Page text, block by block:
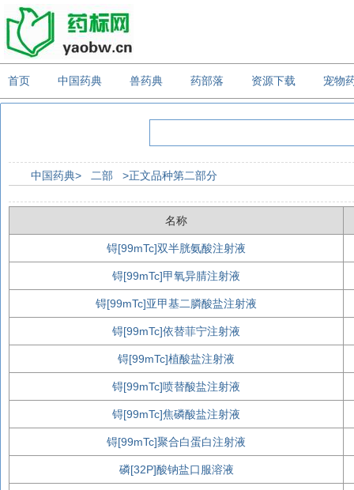
首页 中国药典 兽药典 药部落 资源下载 宠物
中国药典> 二部 >正文品种第二部分
名称
锝[99mTc]双半胱氨酸注射液
锝[99mTc]甲氧异腈注射液
锝[99mTc]亚甲基二膦酸盐注射液
锝[99mTc]依替菲宁注射液
锝[99mTc]植酸盐注射液
锝[99mTc]喷替酸盐注射液
锝[99mTc]焦磷酸盐注射液
锝[99mTc]聚合白蛋白注射液
磷[32P]酸钠盐口服溶液